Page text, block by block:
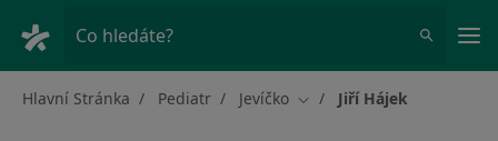
Co hledáte?
Hlavní Stránka Pediatr Jevíčko Změna města
Jiří Hájek